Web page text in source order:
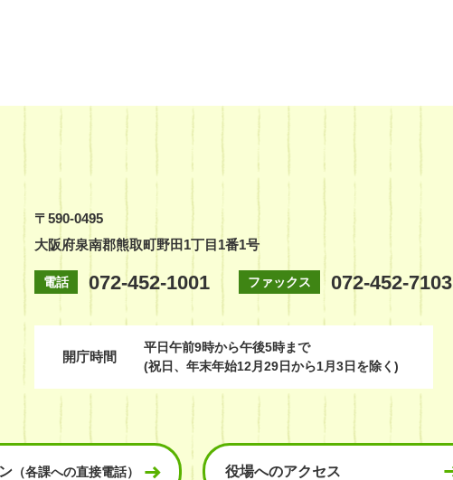
〒590-0495
大阪府泉南郡熊取町野田1丁目1番1号
電話 072-452-1001 ファックス 072-452-7103
開庁時間
平日午前9時から午後5時まで
(祝日、年末年始12月29日から1月3日を除く)
（各課への直接電話） 役場へのアクセス